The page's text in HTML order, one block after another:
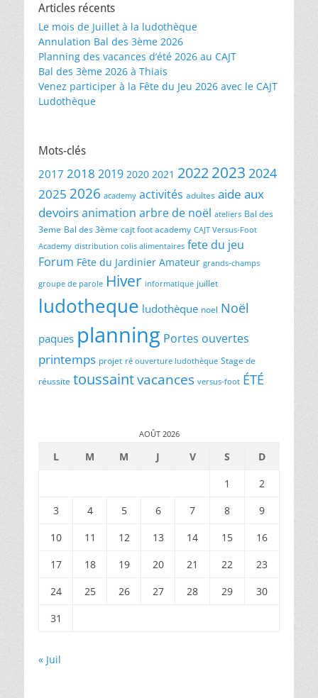
Articles récents
Le mois de Juillet à la ludothèque
Annulation Bal des 3ème 2026
Planning des vacances d’été 2026 au CAJT
Bal des 3ème 2026 à Thiais
Venez participer à la Fête du Jeu 2026 avec le CAJT
Ludothèque
Mots-clés
2017 2018 2019 2020 2021 20222023 2024
2025 2026 academy activités adultes aide aux
devoirsanimation arbre de noël ateliers Bal des
3eme Bal des 3ème cajt foot academy CAJT Versus-Foot
Academy distribution colis alimentaires fete du jeu
Forum Fête du Jardinier Amateur grands-champs
groupe de parole Hiver informatique juillet
ludotheque ludothèque noel Noël
paques planning Portes ouvertes
printemps projet ré ouverture ludothèque Stage de
réussite toussaintvacances versus-foot ÉTÉ
AOÛT 2026
L M M J V S
D
1
2
3
4 5 6 7 8
9
10
11 12 13 14 15
16
17
18 19 20 21 22
23
24
25 26 27 28 29
30
31
« Juil